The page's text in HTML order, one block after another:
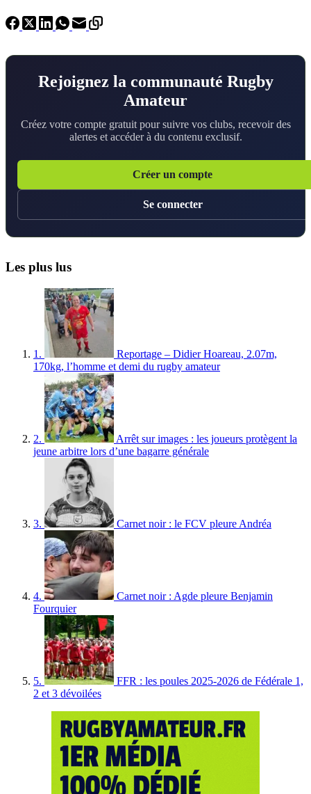
Rejoignez la communauté Rugby
Amateur
Créez votre compte gratuit pour suivre vos clubs, recevoir des
alertes et accéder à du contenu exclusif.
Créer un compte
Se connecter
Les plus lus
1.
Reportage – Didier Hoareau, 2.07m,
170kg, l’homme et demi du rugby amateur
2.
Arrêt sur images : les joueurs protègent la
jeune arbitre lors d’une bagarre générale
3. Carnet noir : le FCV pleure Andréa
4.
Carnet noir : Agde pleure Benjamin
Fourquier
5.
FFR : les poules 2025-2026 de Fédérale 1,
2 et 3 dévoilées